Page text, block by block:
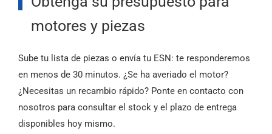
motores y piezas
Sube tu lista de piezas o envía tu ESN: te responderemos
en menos de 30 minutos. ¿Se ha averiado el motor?
¿Necesitas un recambio rápido? Ponte en contacto con
nosotros para consultar el stock y el plazo de entrega
disponibles hoy mismo.